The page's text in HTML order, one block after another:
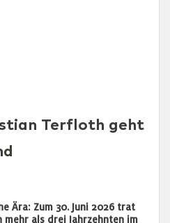
Terfloth geht
Ära: Zum 30. Juni 2026 trat
mehr als drei Jahrzehnten im